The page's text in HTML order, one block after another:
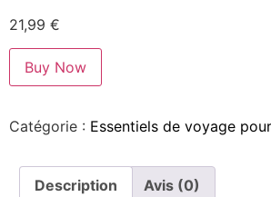
21,99 €
Buy Now
Catégorie : Essentiels de voyage
Description Avis (0)